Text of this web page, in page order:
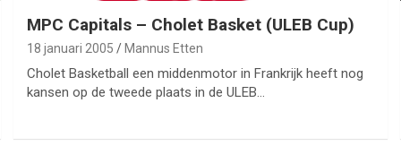
MPC Capitals – Cholet Basket (ULEB Cup)
18 januari 2005 Mannus Etten
Cholet Basketball een middenmotor in Frankrijk heeft nog
kansen op de tweede plaats in de ULEB…